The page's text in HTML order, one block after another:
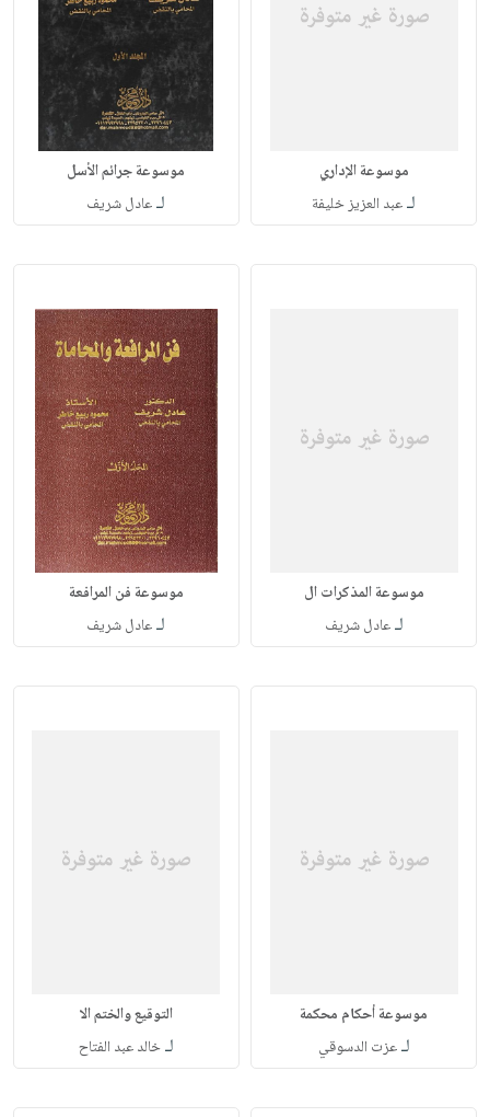
موسوعة الإداري
لـعبد العزيز خليفة
موسوعة جرائم الأسل
لـعادل شريف
موسوعة المذكرات ال
لـعادل شريف
موسوعة فن المرافعة
لـعادل شريف
موسوعة أحكام محكمة
لـعزت الدسوقي
التوقيع والختم الا
لـخالد عبد الفتاح